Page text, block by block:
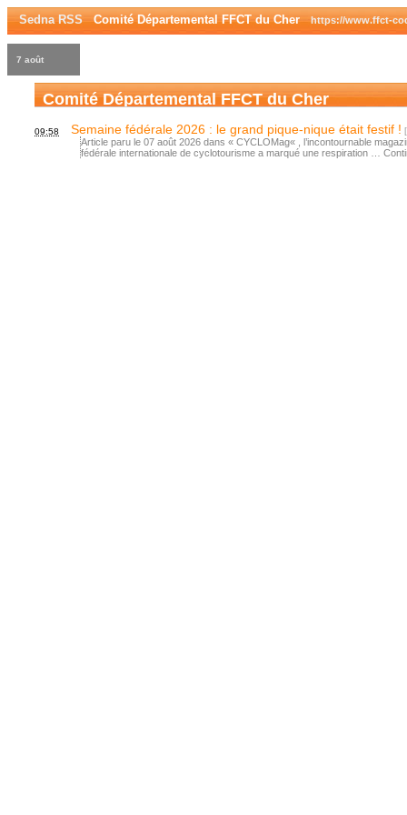
Sedna RSSComité Départemental FFCT du Cherhttps://www.ffct-
7 août
Comité Départemental FFCT du Cher
09:58 Semaine fédérale 2026 : le grand pique-nique était festif !
Article paru le 07 août 2026 dans « CYCLOMag« , l’incontournable
fédérale internationale de cyclotourisme a marqué une respiration …